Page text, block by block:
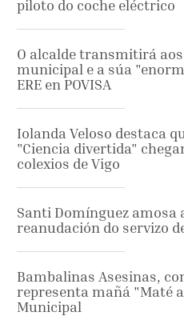
piloto do coche eléctrico
O alcalde transmitirá
municipal e a súa
ERE en POVISA
Iolanda Veloso destaca
"Ciencia divertida"
colexios de Vigo
Santi Domínguez amosa
reanudación do servizo
Bambalinas Asesinas,
representa mañá "Maté
Municipal